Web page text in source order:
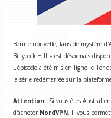
Bonne nouvelle, fans de mystère
Billycock Hill » est désormais
L'épisode a été mis en ligne le 1er
la série redémarrée sur la
Attention : Si vous êtes
d'acheter NordVPN. Il vous